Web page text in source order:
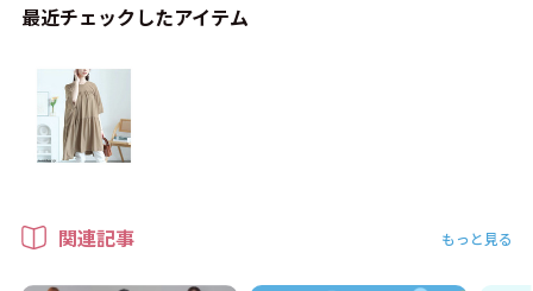
最近チェックしたアイテム
関連記事 もっと見る